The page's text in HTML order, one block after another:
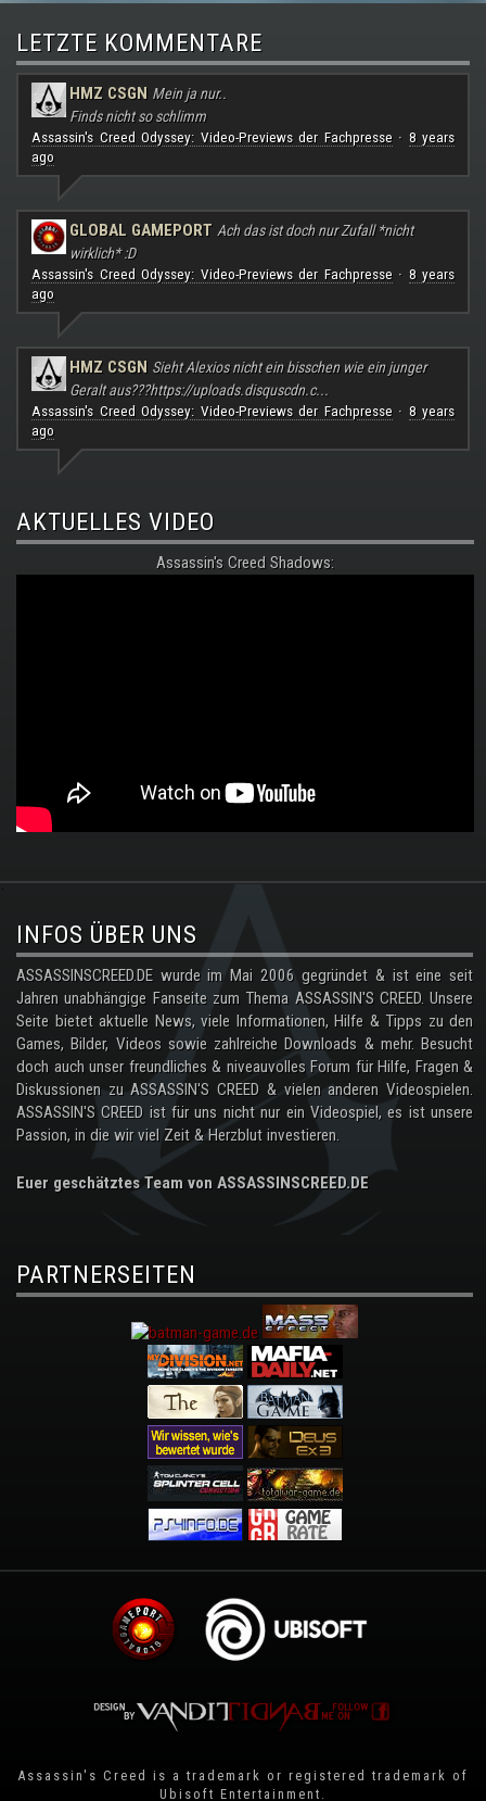
LETZTE KOMMENTARE
HMZ CSGN Mein ja nur..
Finds nicht so schlimm
Assassin's Creed Odyssey: Video-Previews der Fachpresse· 8 years
ago
GLOBAL GAMEPORT Ach das ist doch nur Zufall *nicht
wirklich* :D
Assassin's Creed Odyssey: Video-Previews der Fachpresse· 8 years
ago
HMZ CSGN Sieht Alexios nicht ein bisschen wie ein junger
Geralt aus???https://uploads.disquscdn.c...
Assassin's Creed Odyssey: Video-Previews der Fachpresse· 8 years
ago
AKTUELLES VIDEO
Assassin's Creed Shadows:
.
INFOS ÜBER UNS
ASSASSINSCREED.DE wurde im Mai 2006 gegründet & ist eine seit
Jahren unabhängige Fanseite zum Thema ASSASSIN'S CREED. Unsere
Seite bietet aktuelle News, viele Informationen, Hilfe & Tipps zu den
Games, Bilder, Videos sowie zahlreiche Downloads & mehr. Besucht
doch auch unser freundliches & niveauvolles Forum für Hilfe, Fragen &
Diskussionen zu ASSASSIN'S CREED & vielen anderen Videospielen.
ASSASSIN'S CREED ist für uns nicht nur ein Videospiel, es ist unsere
Passion, in die wir viel Zeit & Herzblut investieren.
Euer geschätztes Team von ASSASSINSCREED.DE
PARTNERSEITEN
Assassin's Creed is a trademark or registered trademark of
Ubisoft Entertainment